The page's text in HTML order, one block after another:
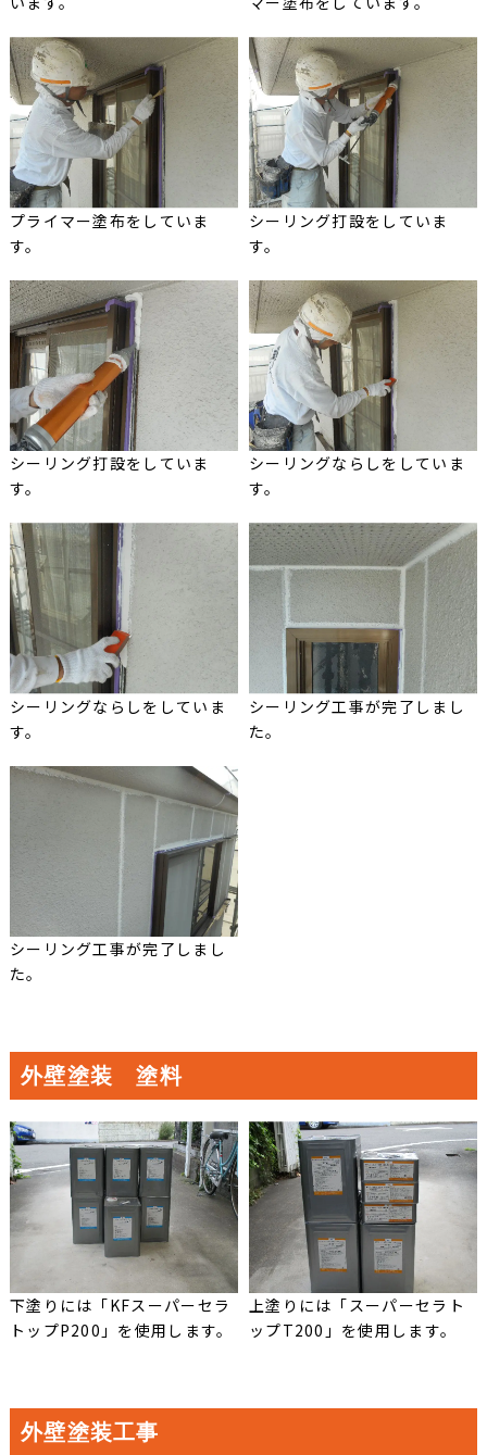
プライマー塗布をしていま
す。
シーリング打設をしていま
す。
シーリング打設をしていま
す。
シーリングならしをしていま
す。
シーリングならしをしていま
す。
シーリング工事が完了しまし
た。
シーリング工事が完了しまし
た。
外壁塗装 塗料
下塗りには「KFスーパーセラ
トップP200」を使用します。
上塗りには「スーパーセラト
ップT200」を使用します。
外壁塗装工事